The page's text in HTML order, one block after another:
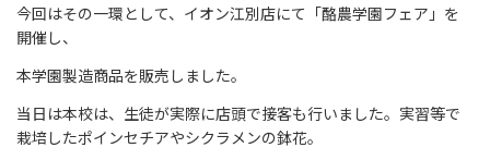
今回はその一環として、イオン江別店にて「酪農学園フェア」を
開催し、
本学園製造商品を販売しました。
当日は本校は、生徒が実際に店頭で接客も行いました。実習等で
栽培したポインセチアやシクラメンの鉢花。